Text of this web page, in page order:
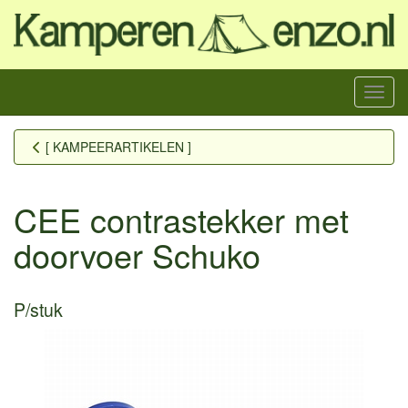
Menu
[ KAMPEERARTIKELEN ]
CEE contrastekker met
doorvoer Schuko
P/stuk